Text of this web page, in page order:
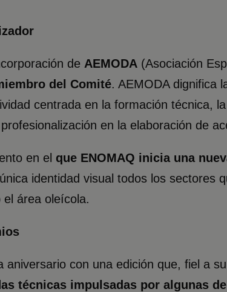
de AEMODA(Asociación
del Comité. AEMODA dignifica
centrada en la formación técnica,
en la elaboración de
en el que ENOMAQ inicia una
identidad visual todos los sectores
área oleícola.
con una edición que, fiel a
técnicas impulsadas por algunas